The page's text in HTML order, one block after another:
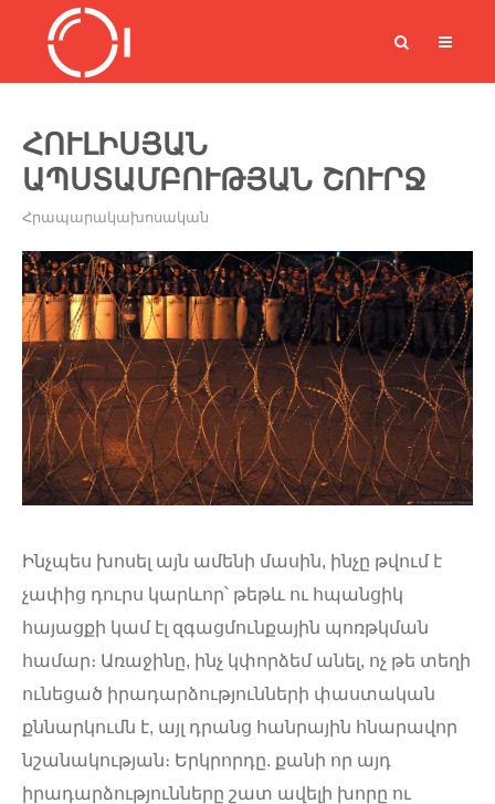
ՀՈՒԼԻՍՅԱՆ
ԱՊՍՏԱՄԲՈՒԹՅԱՆ ՇՈՒՐՋ
Հրապարակախոսական
Ինչպես խոսել այն ամենի մասին, ինչը թվում է
չափից դուրս կարևոր՝ թեթև ու հպանցիկ
հայացքի կամ էլ զգացմունքային պոռթկման
համար։ Առաջինը, ինչ կփորձեմ անել, ոչ թե տեղի
ունեցած իրադարձությունների փաստական
քննարկումն է, այլ դրանց հանրային հնարավոր
նշանակության։ Երկրորդը. քանի որ այդ
իրադարձությունները շատ ավելի խորը ու